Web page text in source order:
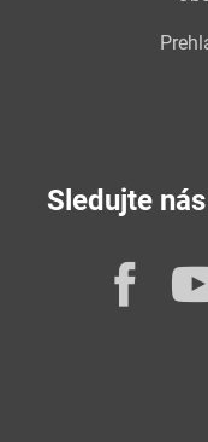
Sledujte